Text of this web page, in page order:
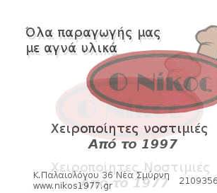
August 07, 2026
KARA TALKS
«Kara Talks»: LIVE 21:00
August 07, 2026
SLIDE
Κύπελλο: Την Τετάρτη 19
Νίκη Βόλου - Πανιώνιος
HEADLINES